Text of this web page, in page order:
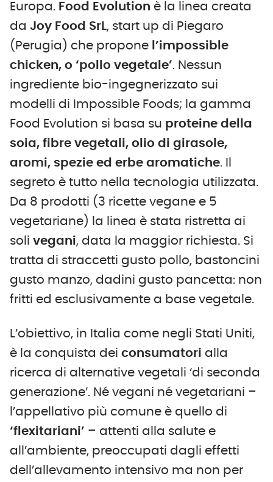
Europa. Food Evolution è la linea creata
da Joy Food SrL, start up di Piegaro
(Perugia) che propone l’impossible
chicken, o ‘pollo vegetale’. Nessun
ingrediente bio-ingegnerizzato sui
modelli di Impossible Foods; la gamma
Food Evolution si basa su proteine della
soia, fibre vegetali, olio di girasole,
aromi, spezie ed erbe aromatiche. Il
segreto è tutto nella tecnologia utilizzata.
Da 8 prodotti (3 ricette vegane e 5
vegetariane) la linea è stata ristretta ai
soli vegani, data la maggior richiesta. Si
tratta di straccetti gusto pollo, bastoncini
gusto manzo, dadini gusto pancetta: non
fritti ed esclusivamente a base vegetale.
L’obiettivo, in Italia come negli Stati Uniti,
è la conquista dei consumatori alla
ricerca di alternative vegetali ‘di seconda
generazione’. Né vegani né vegetariani –
l’appellativo più comune è quello di
‘flexitariani’ – attenti alla salute e
all’ambiente, preoccupati dagli effetti
dell’allevamento intensivo ma non per